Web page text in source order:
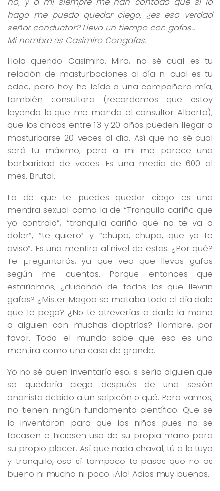
hago me puedo quedar ciego, ¿es eso verdad
señor conductor? Llevo un tiempo con gafas…
Mi nombre es Casimiro Congafas.
Hola querido Casimiro. Mira, no sé cual es tu
relación de masturbaciones al día ni cual es tu
edad, pero hoy he leído a una compañera mía,
también consultora (recordemos que estoy
leyendo lo que me manda el consultor Alberto),
que los chicos entre 13 y 20 años pueden llegar a
masturbarse 20 veces al día. Así que no sé cual
será tu máximo, pero a mi me parece una
barbaridad de veces. Es una media de 600 al
mes. Brutal.
Lo de que te puedes quedar ciego es una
mentira sexual como la de “Tranquila cariño que
yo controlo”, “tranquila cariño que no te va a
doler”, “te quiero” y “chupa, chupa, que yo te
aviso”. Es una mentira al nivel de estas. ¿Por qué?
Te preguntarás, ya que veo que llevas gafas
según me cuentas. Porque entonces que
estaríamos, ¿dudando de todos los que llevan
gafas? ¿Mister Magoo se mataba todo el día dale
que te pego? ¿No te atreverías a darle la mano
a alguien con muchas dioptrías? Hombre, por
favor. Todo el mundo sabe que eso es una
mentira como una casa de grande.
Yo no sé quien inventaría eso, si sería alguien que
se quedaría ciego después de una sesión
onanista debido a un salpicón o qué. Pero vamos,
no tienen ningún fundamento científico. Que se
lo inventaron para que los niños pues no se
tocasen e hiciesen uso de su propia mano para
su propio placer. Así que nada chaval, tú a lo tuyo
y tranquilo, eso sí, tampoco te pases que no es
bueno ni mucho ni poco. ¡Ala! Adios muy buenas.